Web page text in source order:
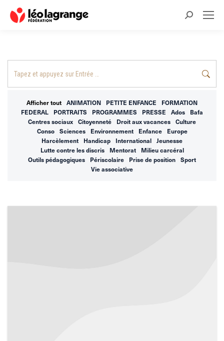
Recherche
Afficher tout ANIMATION PETITE ENFANCE
FORMATION
FEDERAL
PORTRAITS PROGRAMMES PRESSE Ados
Bafa
Centres sociaux
Citoyenneté Droit aux vacances
Culture
Conso
Sciences Environnement Enfance
Europe
Harcèlement
Handicap International
Jeunesse
Lutte contre les discris
Mentorat
Milieu carcéral
Outils pédagogiques
Périscolaire Prise de position
Sport
Vie associative